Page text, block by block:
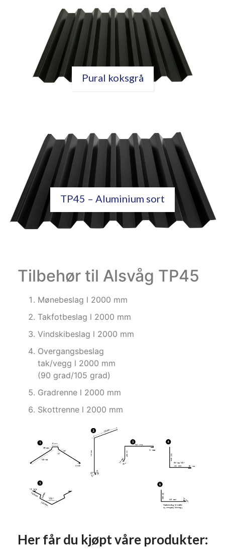
Pural koksgrå
TP45 – Aluminium sort
Tilbehør til Alsvåg TP45
Mønebeslag l 2000 mm
Takfotbeslag l 2000 mm
Vindskibeslag l 2000 mm
Overgangsbeslag
tak/vegg l 2000 mm
(90 grad/105 grad)
Gradrenne l 2000 mm
Skottrenne l 2000 mm
Her får du kjøpt våre produkter: